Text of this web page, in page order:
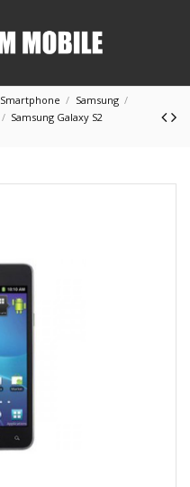
Smartphone
Samsung
Samsung Galaxy S2